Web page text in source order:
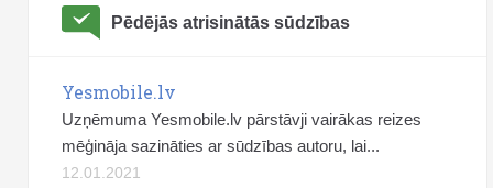
Pēdējās atrisinātās sūdzības
Yesmobile.lv
Uzņēmuma Yesmobile.lv pārstāvji vairākas reizes
mēģināja sazināties ar sūdzības autoru, lai...
12.01.2021